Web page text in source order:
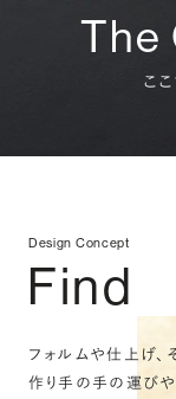
The
こ
Design Concept
Find
フォルムや仕上げ、
作り手の手の運び